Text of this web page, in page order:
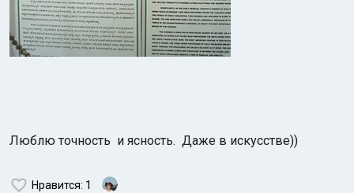
Люблю точность и ясность. Даже в искусстве))
Нравится: 1